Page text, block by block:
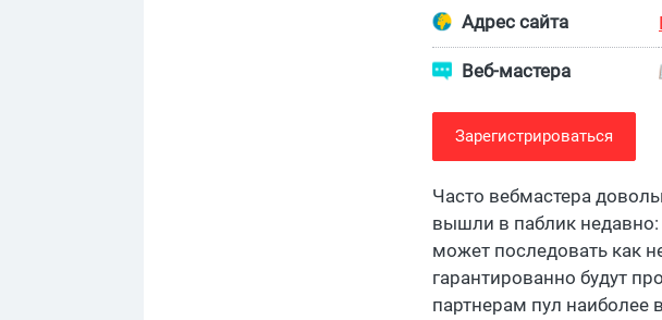
Адрес сайта
Веб-мастера
Зарегистрироваться
Часто вебмастера
вышли в паблик
может последовать как
гарантированно будут
партнерам пул наиболее